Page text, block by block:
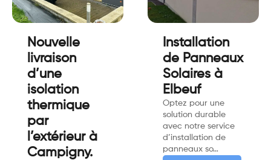
Nouvelle
livraison
d’une
isolation
thermique
par
l’extérieur à
Campigny.
Installation
de Panneaux
Solaires à
Elbeuf
Optez pour une
solution durable
avec notre service
d’installation de
panneaux so…